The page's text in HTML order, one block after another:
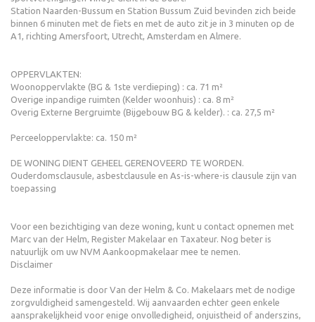
Station Naarden-Bussum en Station Bussum Zuid bevinden zich beide
binnen 6 minuten met de fiets en met de auto zit je in 3 minuten op de
A1, richting Amersfoort, Utrecht, Amsterdam en Almere.
OPPERVLAKTEN:
Woonoppervlakte (BG & 1ste verdieping) : ca. 71 m²
Overige inpandige ruimten (Kelder woonhuis) : ca. 8 m²
Overig Externe Bergruimte (Bijgebouw BG & kelder). : ca. 27,5 m²
Perceeloppervlakte: ca. 150 m²
DE WONING DIENT GEHEEL GERENOVEERD TE WORDEN.
Ouderdomsclausule, asbestclausule en As-is-where-is clausule zijn van
toepassing
Voor een bezichtiging van deze woning, kunt u contact opnemen met
Marc van der Helm, Register Makelaar en Taxateur. Nog beter is
natuurlijk om uw NVM Aankoopmakelaar mee te nemen.
Disclaimer
Deze informatie is door Van der Helm & Co. Makelaars met de nodige
zorgvuldigheid samengesteld. Wij aanvaarden echter geen enkele
aansprakelijkheid voor enige onvolledigheid, onjuistheid of anderszins,